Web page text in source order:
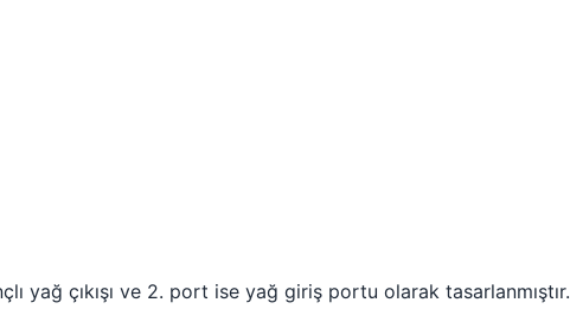
yağ çıkışı ve 2. port ise yağ giriş portu olarak tasarlanmıştır.